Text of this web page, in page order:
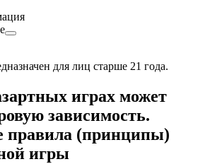
для лиц старше 21 года.
играх может
зависимость.
правила (принципы)
игры